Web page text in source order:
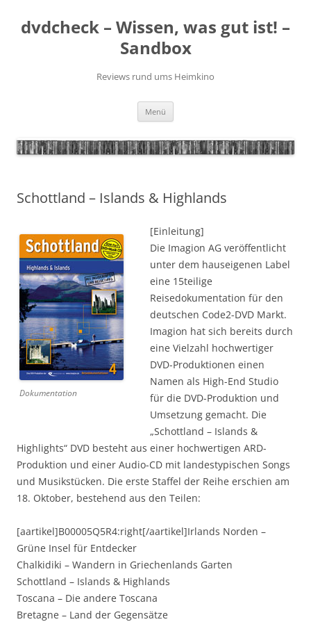
springen
dvdcheck – Wissen, was gut ist! –
Sandbox
Reviews rund ums Heimkino
Menü
Schottland – Islands & Highlands
Dokumentation
[Einleitung]
Die Imagion AG veröffentlicht
unter dem hauseigenen Label
eine 15teilige
Reisedokumentation für den
deutschen Code2-DVD Markt.
Imagion hat sich bereits durch
eine Vielzahl hochwertiger
DVD-Produktionen einen
Namen als High-End Studio
für die DVD-Produktion und
Umsetzung gemacht. Die
„Schottland – Islands &
Highlights“ DVD besteht aus einer hochwertigen ARD-
Produktion und einer Audio-CD mit landestypischen Songs
und Musikstücken. Die erste Staffel der Reihe erschien am
18. Oktober, bestehend aus den Teilen:
[aartikel]B00005Q5R4:right[/aartikel]Irlands Norden –
Grüne Insel für Entdecker
Chalkidiki – Wandern in Griechenlands Garten
Schottland – Islands & Highlands
Toscana – Die andere Toscana
Bretagne – Land der Gegensätze